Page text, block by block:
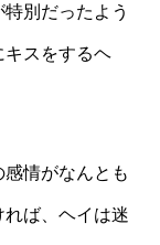
別だったよう
キスをするヘ
情がなんとも
ば、ヘイは迷